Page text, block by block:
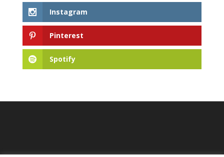
Instagram
Pinterest
Spotify